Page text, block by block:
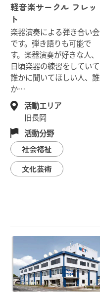
軽音楽サークル フレッ
ト
楽器演奏による弾き合い会
です。弾き語りも可能で
す。楽器演奏が好きな人、
日頃楽器の練習をしていて
誰かに聞いてほしい人、誰
か…
活動エリア
旧長岡
活動分野
社会福祉
文化芸術